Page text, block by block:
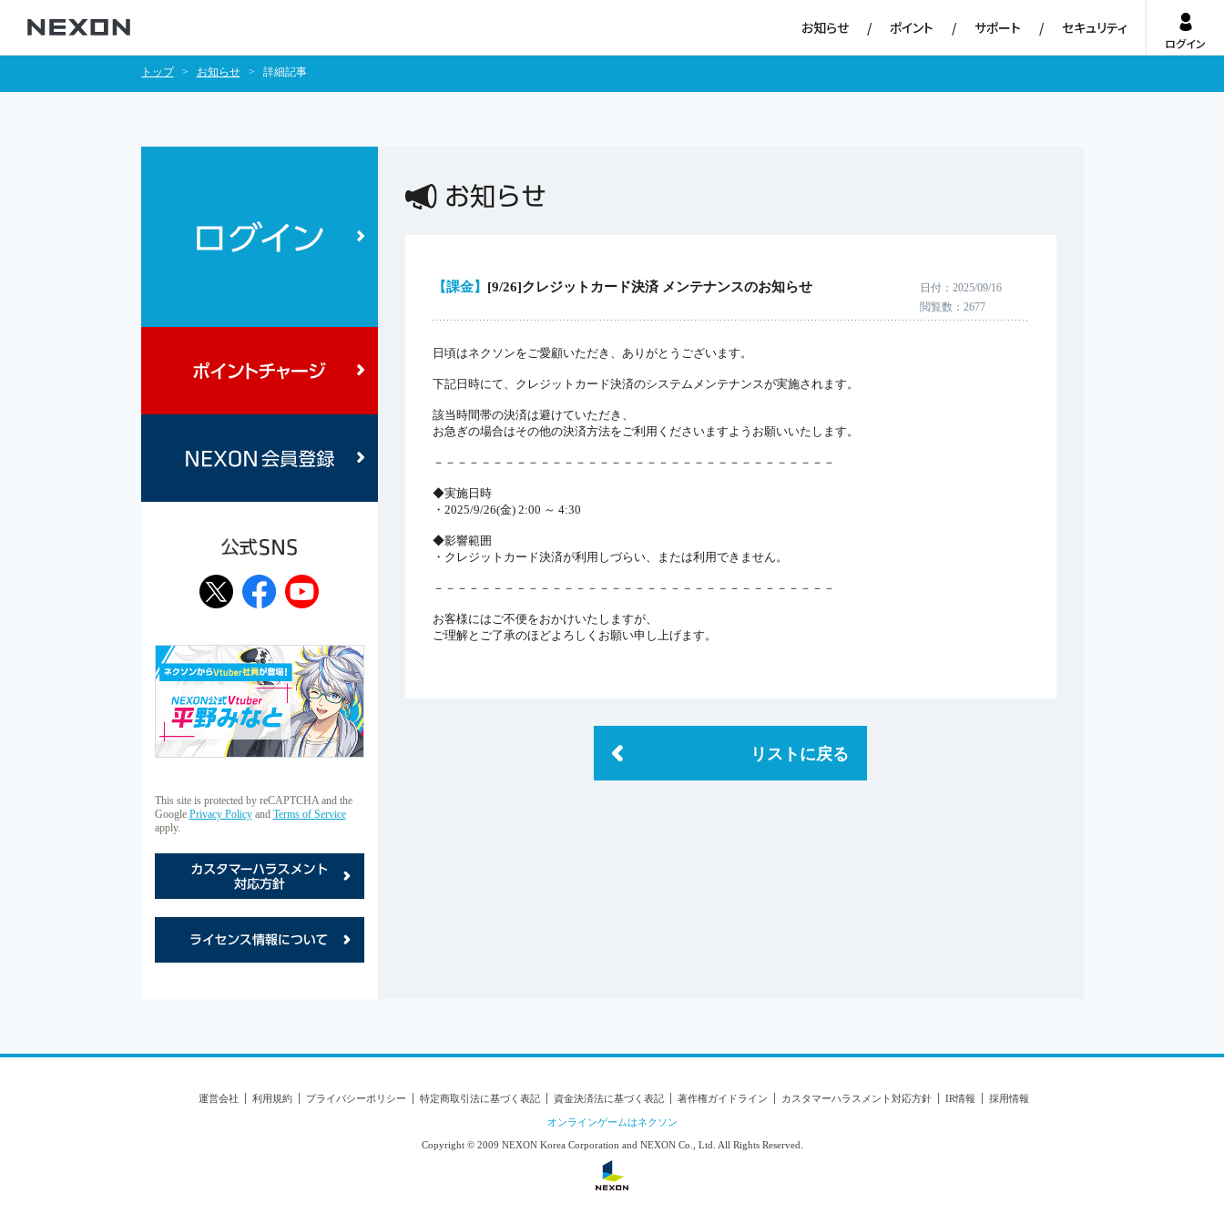
お知らせ ポイント サポート セキュリティ
ログイン
トップ お知らせ 詳細記事
NEXON会員登録
This site is protected by reCAPTCHA and the
Google Privacy Policyand Terms of Service
apply.
【課金】 [9/26]クレジットカード決済 メンテナンスのお知らせ 日付
2025/09/16
閲覧数
2677
日頃はネクソンをご愛顧いただき、ありがとうございます。
下記日時にて、クレジットカード決済のシステムメンテナンスが実施されます。
該当時間帯の決済は避けていただき、
お急ぎの場合はその他の決済方法をご利用くださいますようお願いいたします。
－－－－－－－－－－－－－－－－－－－－－－－－－－－－－－－－－－
◆実施日時
・2025/9/26(金) 2:00 ～ 4:30
◆影響範囲
・クレジットカード決済が利用しづらい、または利用できません。
－－－－－－－－－－－－－－－－－－－－－－－－－－－－－－－－－－
お客様にはご不便をおかけいたしますが、
ご理解とご了承のほどよろしくお願い申し上げます。
リストに戻る
運営会社 利用規約 プライバシーポリシー 特定商取引法に基づく表記 資金決済法に基づく表記 著作権ガイドライン カスタマーハラスメント対応方針 IR情報 採用情報
オンラインゲームはネクソン
Copyright © 2009 NEXON Korea Corporation and NEXON Co., Ltd. All Rights Reserved.